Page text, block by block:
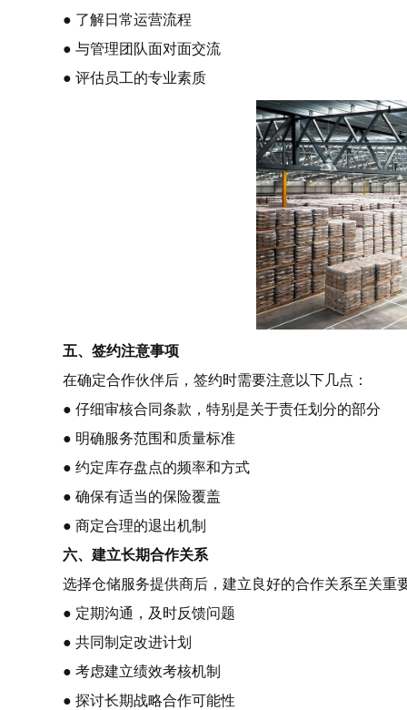
● 了解日常运营流程
● 与管理团队面对面交流
● 评估员工的专业素质
五、签约注意事项
在确定合作伙伴后，签约时需要注意以下几点：
● 仔细审核合同条款，特别是关于责任划分的部分
● 明确服务范围和质量标准
● 约定库存盘点的频率和方式
● 确保有适当的保险覆盖
● 商定合理的退出机制
六、建立长期合作关系
选择仓储服务提供商后，建立良好的合作关系至关重
● 定期沟通，及时反馈问题
● 共同制定改进计划
● 考虑建立绩效考核机制
● 探讨长期战略合作可能性